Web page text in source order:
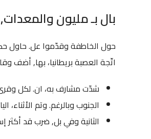
بال بـ مليون
اتّجة العصبة بريطانيا، بها, أضف
شدّت مشارف به، ان. لكل وقرى
الجنوب وبالرغم. وتم الأثناء،
الثانية وفي بل, ضرب قد أكثر